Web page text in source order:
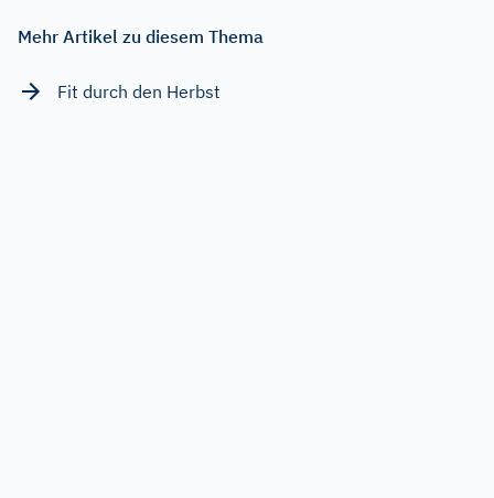
Mehr Artikel zu diesem Thema
Fit durch den Herbst